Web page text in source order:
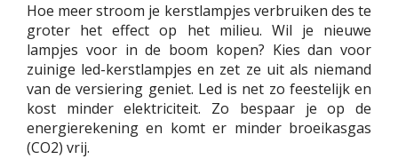
Hoe meer stroom je kerstlampjes verbruiken des te
groter het effect op het milieu. Wil je nieuwe
lampjes voor in de boom kopen? Kies dan voor
zuinige led-kerstlampjes en zet ze uit als niemand
van de versiering geniet. Led is net zo feestelijk en
kost minder elektriciteit. Zo bespaar je op de
energierekening en komt er minder broeikasgas
(CO2) vrij.